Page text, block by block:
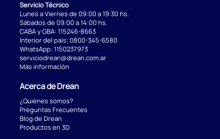
Servicio Técnico
Lunes a Viernes de 09:00 a 19:30 hs.
Sábados de 09:00 a 14:00 hs.
CABA y GBA: 115246-8663
Interior del país: 0800-345-6580
WhatsApp: 1150237973
serviciodrean@drean.com.ar
Más información
Acerca de Drean
¿Quiénes somos?
Preguntas Frecuentes
Blog de Drean
Productos en 3D